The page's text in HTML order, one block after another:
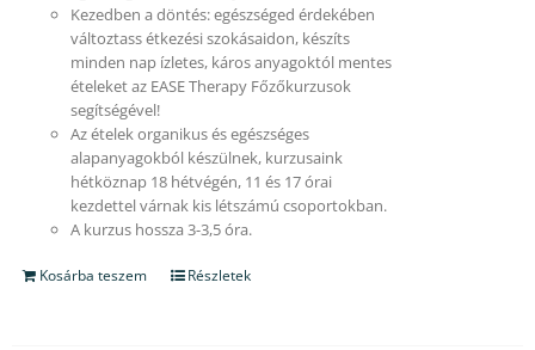
Kezedben a döntés: egészséged érdekében
változtass étkezési szokásaidon, készíts
minden nap ízletes, káros anyagoktól mentes
ételeket az EASE Therapy Főzőkurzusok
segítségével!
Az ételek organikus és egészséges
alapanyagokból készülnek, kurzusaink
hétköznap 18 hétvégén, 11 és 17 órai
kezdettel várnak kis létszámú csoportokban.
A kurzus hossza 3-3,5 óra.
Kosárba teszem Részletek